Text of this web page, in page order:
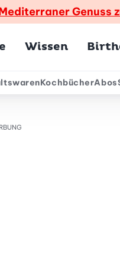
Genuss
Wissen
KochbücherAbos